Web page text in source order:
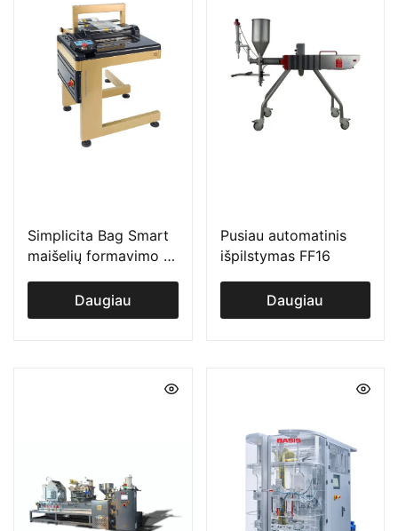
Simplicita Bag Smart
maišelių formavimo ir
Daugiau
Pusiau automatinis
išpilstymas FF16
Daugiau